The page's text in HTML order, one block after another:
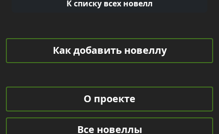
К списку всех новелл
Как добавить новеллу
О проекте
Все новеллы